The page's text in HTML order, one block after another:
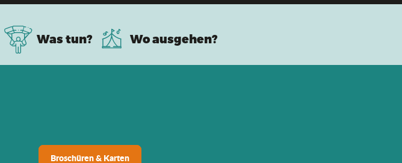
Was tun? Wo ausgehen?
Broschüren & Karten